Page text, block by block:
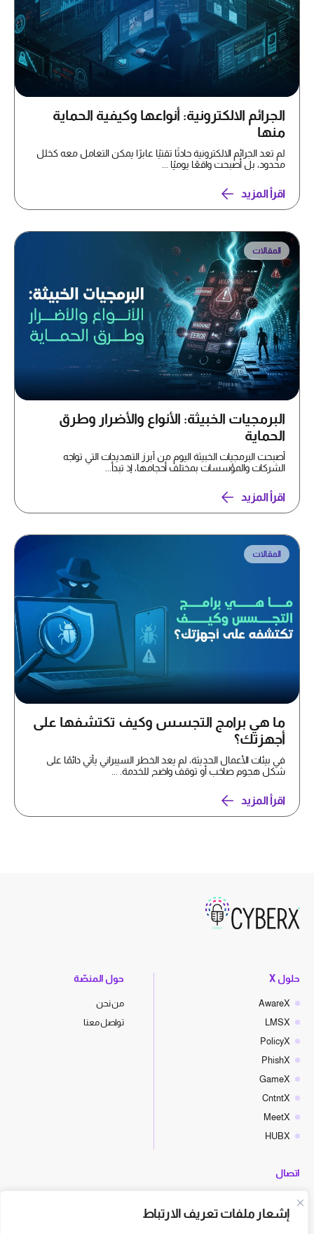
إشعار ملفات تعريف الارتباط
الجرائم الالكترونية: أنواعها وكيفية الحماية
منها
لم تعد الجرائم الالكترونية حادثًا تقنيًا عابرًا يمكن التعامل معه كخلل
محدود، بل أصبحت واقعًا يوميًا ...
اقرأ المزيد
المقالات
البرمجيات الخبيثة: الأنواع والأضرار وطرق
الحماية
أصبحت البرمجيات الخبيثة اليوم من أبرز التهديدات التي تواجه
الشركات والمؤسسات بمختلف أحجامها، إذ تبدأ...
اقرأ المزيد
المقالات
ما هي برامج التجسس وكيف تكتشفها على
أجهزتك؟
في بيئات الأعمال الحديثة، لم يعد الخطر السيبراني يأتي دائمًا على
شكل هجوم صاخب أو توقف واضح للخدمة. ...
اقرأ المزيد
حلول X
AwareX
LMSX
PolicyX
PhishX
GameX
CntntX
MeetX
HUBX
حول المنصّة
من نحن
تواصل معنا
اتصال
hello@cyberx.world